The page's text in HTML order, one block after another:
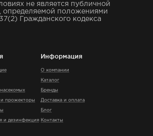
не является публичной
определяемой положениями
Гражданского кодекса
и прожекторы
и дезинфекция
Информация
О компании
Каталог
Бренды
Доставка и оплата
Блог
Контакты